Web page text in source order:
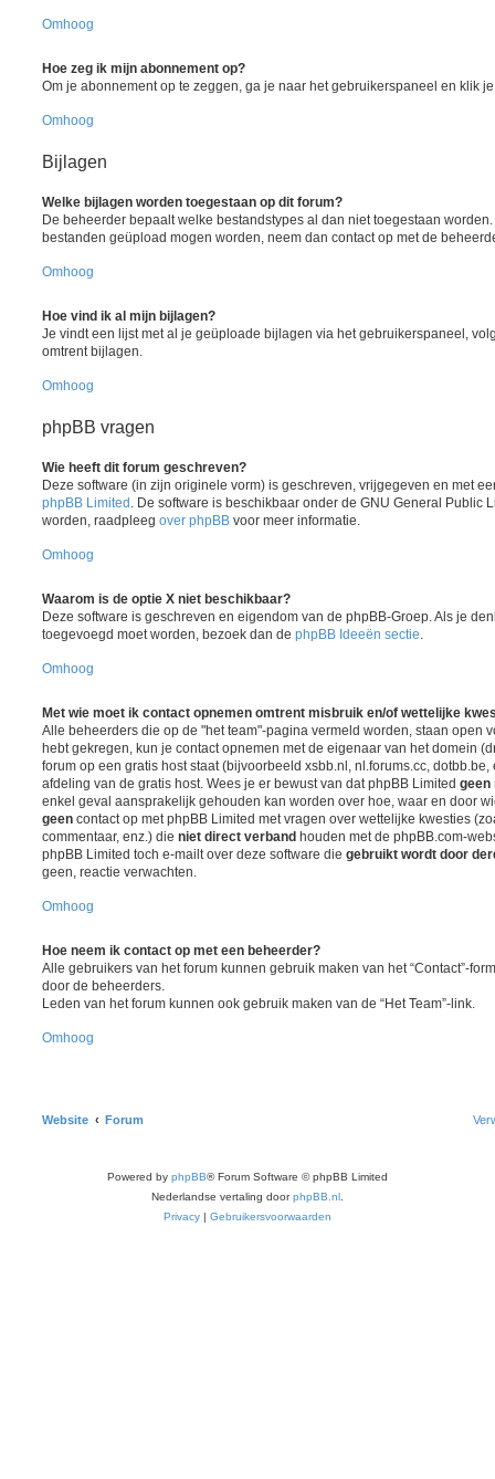
Omhoog
Hoe zeg ik mijn abonnement op?
Om je abonnement op te zeggen, ga je naar het gebruikerspaneel en klik
Omhoog
Bijlagen
Welke bijlagen worden toegestaan op dit forum?
De beheerder bepaalt welke bestandstypes al dan niet toegestaan
bestanden geüpload mogen worden, neem dan contact op met de
Omhoog
Hoe vind ik al mijn bijlagen?
Je vindt een lijst met al je geüploade bijlagen via het gebruikerspaneel,
omtrent bijlagen.
Omhoog
phpBB vragen
Wie heeft dit forum geschreven?
Deze software (in zijn originele vorm) is geschreven, vrijgegeven en met
phpBB Limited . De software is beschikbaar onder de GNU General Public
worden, raadpleeg over phpBB voor meer informatie.
Omhoog
Waarom is de optie X niet beschikbaar?
Deze software is geschreven en eigendom van de phpBB-Groep. Als je
toegevoegd moet worden, bezoek dan de phpBB Ideeën sectie
Omhoog
Met wie moet ik contact opnemen omtrent misbruik en/of wettelijke
Alle beheerders die op de "het team"-pagina vermeld worden, staan open
hebt gekregen, kun je contact opnemen met de eigenaar van het domein
forum op een gratis host staat (bijvoorbeeld xsbb.nl, nl.forums.cc,
afdeling van de gratis host. Wees je er bewust van dat phpBB Limited geen
enkel geval aansprakelijk gehouden kan worden over hoe, waar en door
geen contact op met phpBB Limited met vragen over wettelijke kwesties
commentaar, enz.) die niet direct verband houden met de phpBB.com-
phpBB Limited toch e-mailt over deze software die gebruikt wordt door
geen, reactie verwachten.
Omhoog
Hoe neem ik contact op met een beheerder?
Alle gebruikers van het forum kunnen gebruik maken van het “Contact”-
door de beheerders.
Leden van het forum kunnen ook gebruik maken van de “Het Team”-link.
Omhoog
Website Forum
Powered by phpBB® Forum Software © phpBB Limited
Nederlandse vertaling doorphpBB.nl
Privacy | Gebruikersvoorwaarden